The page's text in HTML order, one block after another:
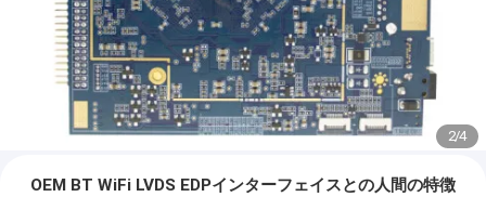
2/4
OEM BT WiFi LVDS EDPインターフェイスとの人間の特徴